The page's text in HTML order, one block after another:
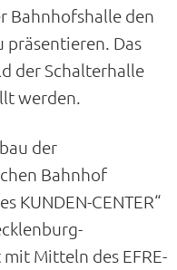
Bahnhofshalle den
präsentieren. Das
der Schalterhalle
werden.
der
Bahnhof
KUNDEN-CENTER“
Mitteln des EFRE-